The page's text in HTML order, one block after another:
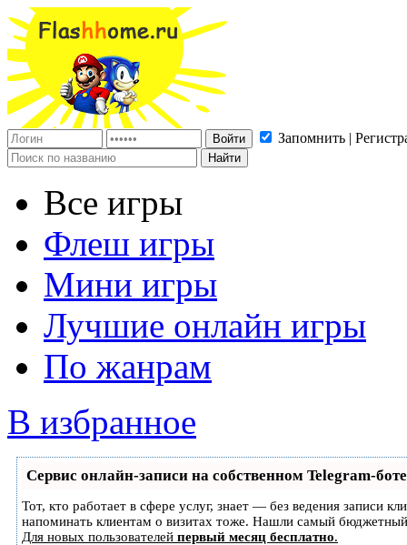
Запомнить |
Все игры
Флеш игры
Мини игры
Лучшие онлайн игры
По жанрам
В избранное
Сервис онлайн-записи на собственном Telegram-боте
Тот, кто работает в сфере услуг, знает — без ведения записи
напоминать клиентам о визитах тоже. Нашли самый
Для новых пользователей первый месяц бесплатно.